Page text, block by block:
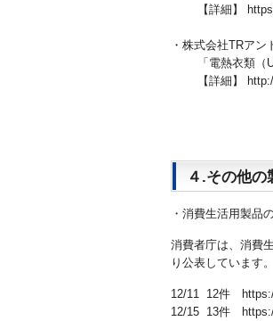
【詳細】 https://
・株式会社TRアン
「電熱衣類（
【詳細】 http://
４.その他の
・消費生活用製
消費者庁は、消費
り公表しています。
12/11 12件 https://
12/15 13件 https://